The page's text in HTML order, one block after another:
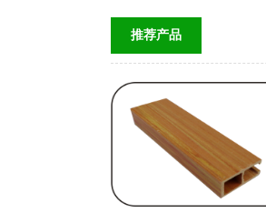
推荐产品